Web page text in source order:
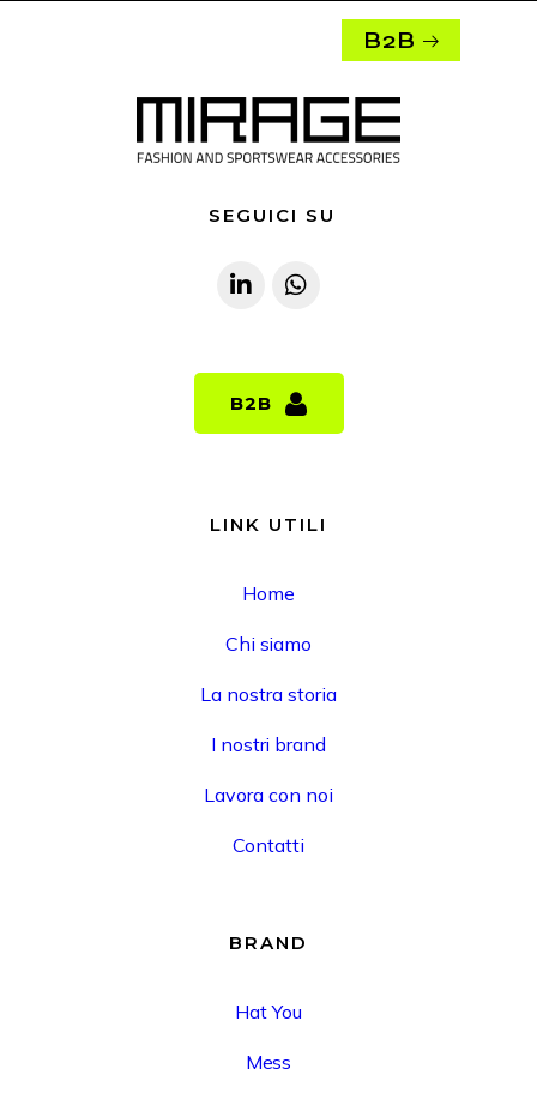
B2B
SEGUICI SU
B2B
B2B
LINK UTILI
Home
Chi siamo
La nostra storia
I nostri brand
Lavora con noi
Contatti
BRAND
Hat You
Mess